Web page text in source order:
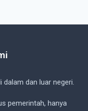
dan luar negeri.
pemerintah, hanya